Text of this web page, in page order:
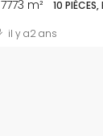
7773 m² 10
il y a2 ans